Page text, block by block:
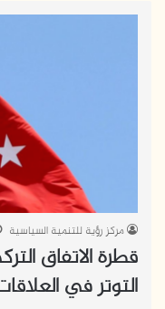
مركز رؤية للتنمية السياسية
قطرة الاتفاق
التوتر في